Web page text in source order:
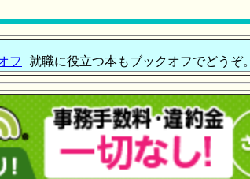
フ 就職に役立つ本もブックオフでどうぞ。